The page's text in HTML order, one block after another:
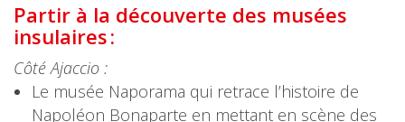
Partir à la découverte des musées
insulaires :
Côté Ajaccio :
Le musée Naporama qui retrace l’histoire de
Napoléon Bonaparte en mettant en scène des